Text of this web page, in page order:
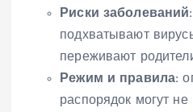
Риски заболеваний:
подхватывают
переживают
Режим и правила:
распорядок могут